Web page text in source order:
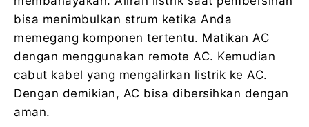
bisa menimbulkan strum ketika Anda
memegang komponen tertentu. Matikan AC
dengan menggunakan remote AC. Kemudian
cabut kabel yang mengalirkan listrik ke AC.
Dengan demikian, AC bisa dibersihkan dengan
aman.